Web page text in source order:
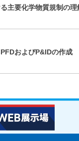
主要化学物質規制の
およびP&IDの作成